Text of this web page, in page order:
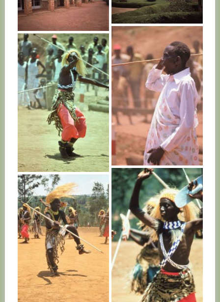
RWANDA
RWANDA
RWANDA
RWANDA